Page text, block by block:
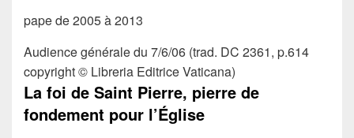
pape de 2005 à 2013
Audience générale du 7/6/06 (trad. DC 2361, p.614
copyright © Libreria Editrice Vaticana)
La foi de Saint Pierre, pierre de
fondement pour l’Église